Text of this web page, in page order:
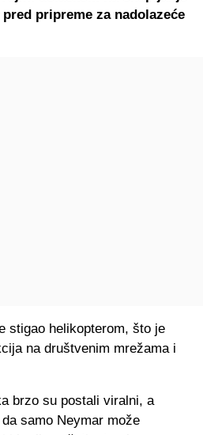
pripreme za nadolazeće
stigao helikopterom, što je
na društvenim mrežama i
brzo su postali viralni, a
samo Neymar može